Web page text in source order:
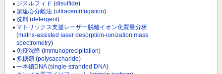
ジスルフィド (disulfide)
超遠心分離法 (ultracentrifugation)
洗剤 (detergent)
マトリックス支援レーザー脱離イオン化質量分析
(matrix-assisted laser desorption-ionization mass
spectrometry)
免疫沈降 (immunoprecipitation)
多糖類 (polysaccharide)
一本鎖DNA(single-stranded DNA)